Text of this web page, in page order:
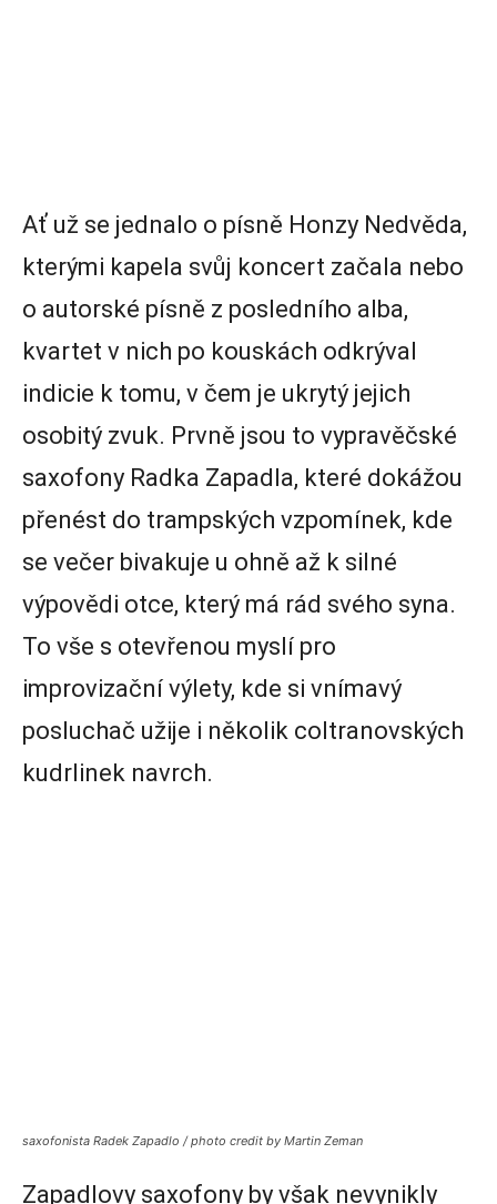
Ať už se jednalo o písně Honzy Nedvěda,
kterými kapela svůj koncert začala nebo
o autorské písně z posledního alba,
kvartet v nich po kouskách odkrýval
indicie k tomu, v čem je ukrytý jejich
osobitý zvuk. Prvně jsou to vypravěčské
saxofony Radka Zapadla, které dokážou
přenést do trampských vzpomínek, kde
se večer bivakuje u ohně až k silné
výpovědi otce, který má rád svého syna.
To vše s otevřenou myslí pro
improvizační výlety, kde si vnímavý
posluchač užije i několik coltranovských
kudrlinek navrch.
saxofonista Radek Zapadlo / photo credit by Martin Zeman
Zapadlovy saxofony by však nevynikly